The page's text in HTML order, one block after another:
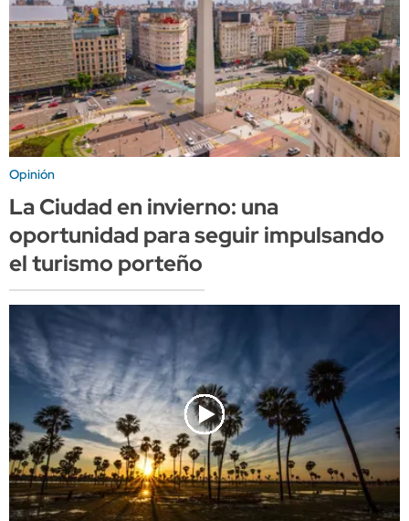
Opinión
La Ciudad en invierno: una
oportunidad para seguir impulsando
el turismo porteño